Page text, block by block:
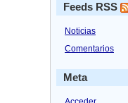
Feeds RSS
Noticias
Comentarios
Meta